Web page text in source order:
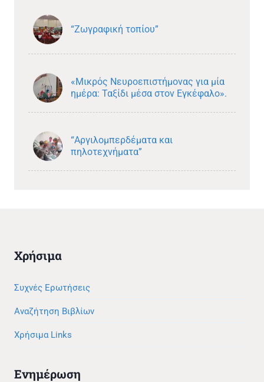
“Ζωγραφική τοπίου”
«Μικρός Νευροεπιστήμονας για μία
ημέρα: Ταξίδι μέσα στον Εγκέφαλο».
“Αργιλομπερδέματα και
πηλοτεχνήματα”
Χρήσιμα
Συχνές Ερωτήσεις
Αναζήτηση Βιβλίων
Χρήσιμα Links
Ενημέρωση